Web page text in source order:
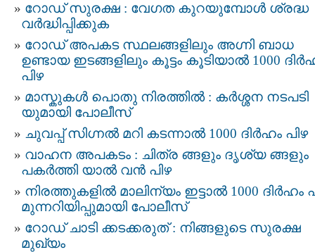
റോഡ് സുരക്ഷ : വേഗത കുറയുമ്പോൾ ശ്രദ്ധ
വർദ്ധിപ്പിക്കുക
റോഡ് അപകട സ്ഥലങ്ങളിലും അഗ്നി ബാധ
ഉണ്ടായ ഇടങ്ങളിലും കൂട്ടം കൂടിയാല്‍ 1000
പിഴ
മാസ്കുകള്‍ പൊതു നിരത്തില്‍ : കര്‍ശ്ശന നടപടി
യുമായി പോലീസ്
ചുവപ്പ് സിഗ്നൽ മറി കടന്നാൽ 1000 ദിർഹം പിഴ
വാഹന അപകടം : ചിത്ര ങ്ങളും ദൃശ്യ ങ്ങളും
പകര്‍ത്തി യാല്‍ വന്‍ പിഴ
നിരത്തുകളിൽ മാലിന്യം ഇട്ടാൽ 1000 ദിർഹം
മുന്നറിയിപ്പുമായി പോലീസ്
റോഡ് ചാടി ക്കടക്കരുത് : നിങ്ങളുടെ സുരക്ഷ
മുഖ്യം